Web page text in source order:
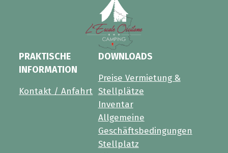
PRAKTISCHE
INFORMATION
Kontakt / Anfahrt
DOWNLOADS
Preise Vermietung &
Stellplätze
Inventar
Allgemeine
Geschäftsbedingungen
Stellplatz